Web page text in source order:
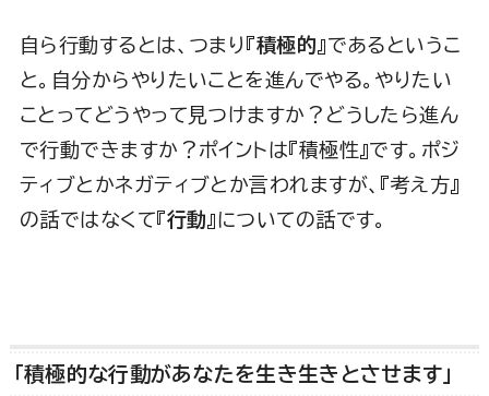
自ら行動するとは、つまり『積極的 』であるというこ
と。自分からやりたいことを進んでやる。やりたい
ことってどうやって見つけますか？どうしたら進ん
で行動できますか？ポイントは『積極性』です。ポジ
ティブとかネガティブとか言われますが、『考え方』
の話ではなくて『行動 』についての話です。
「積極的な行動があなたを生き生きとさせます」